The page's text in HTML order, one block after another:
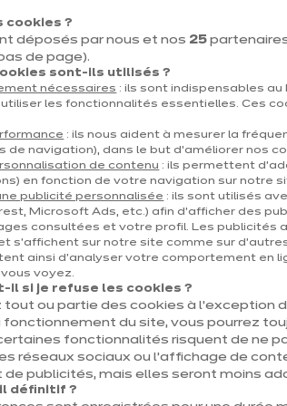
RÉDUIRE
L'impact de nos
Parce que nous sommes désormais
les enjeux de la consommation
questions écologiques, mais aussi
cookies ?
déposés par nous et nos 25
de page).
sont-ils utilisés ?
nécessaires : ils sont indispensables
les fonctionnalités essentielles. Ces
: ils nous aident à mesurer la
de navigation), dans le but d’améliorer nos
de contenu : ils permettent
en fonction de votre navigation sur notre
publicité personnalisée : ils sont utilisés
Microsoft Ads, etc.) afin d’afficher des
consultées et votre profil. Les publicités
s'affichent sur notre site comme sur
ainsi d'analyser votre comportement en
voyez.
il si je refuse les cookies ?
tout ou partie des cookies à l’exception
fonctionnement du site, vous pourrez
fonctionnalités risquent de ne
réseaux sociaux ou l’affichage de
publicités, mais elles seront moins
définitif ?